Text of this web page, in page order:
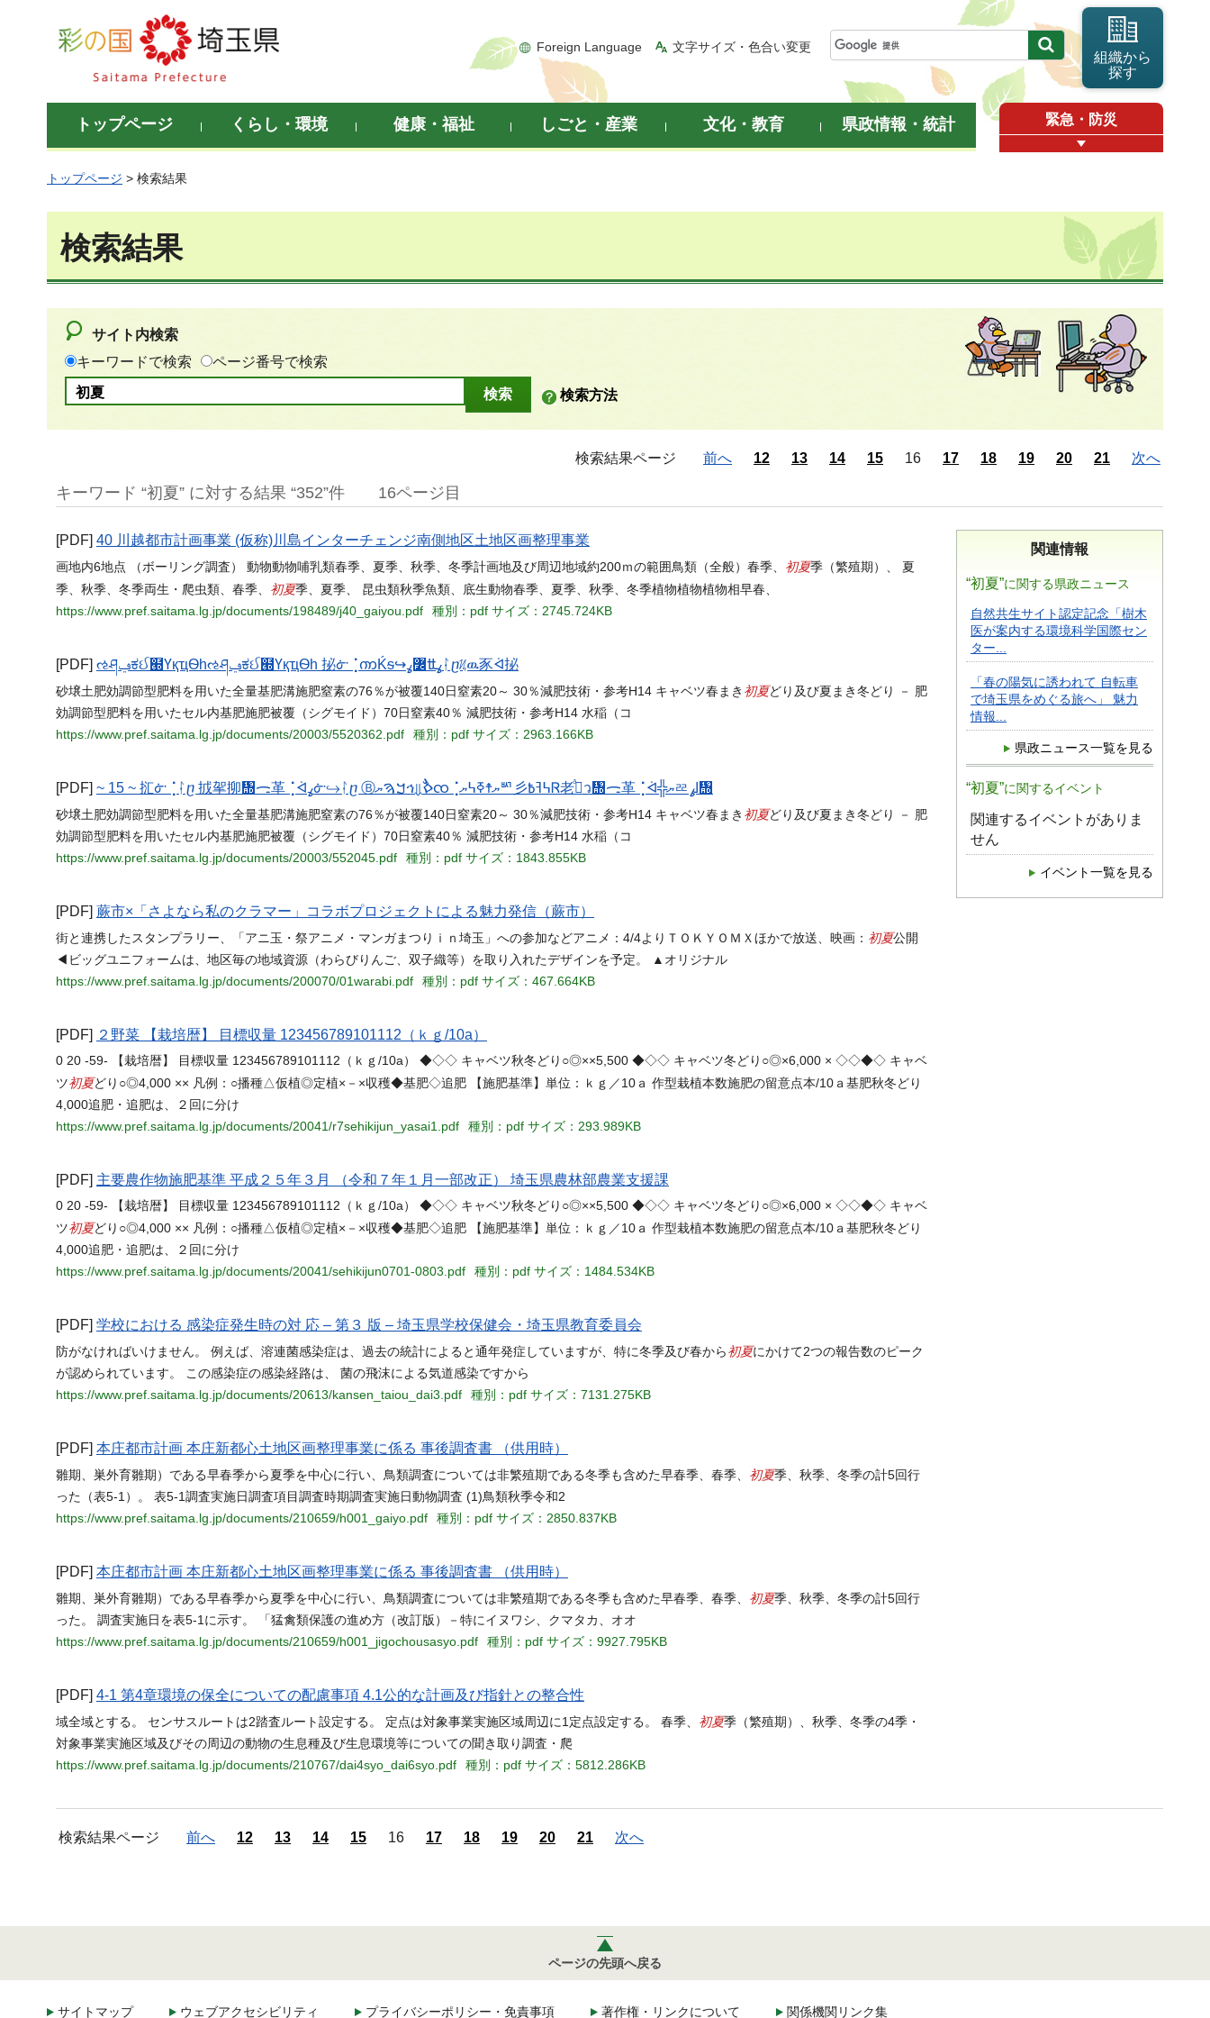
彩の国 埼玉県
Foreign Language 文字サイズ・色合い変更
組織から
探す
トップページ くらし・環境 健康・福祉 しごと・産業 文化・教育 県政情報・統計 緊急・防災
トップページ > 検索結果
検索結果
サイト内検索
キーワードで検索
ページ番号で検索
検索方法
検索結果ページ 前へ 12 13 14 15 16 17 18 19 20 21 次へ
キーワード “初夏” に対する結果 “352”件 16ページ目
関連情報
“初夏”に関する県政ニュース
自然共生サイト認定記念「樹木
医が案内する環境科学国際セン
ター...
「春の陽気に誘われて 自転車
で埼玉県をめぐる旅へ」 魅力
情報...
県政ニュース一覧を見る
“初夏”に関するイベント
関連するイベントがありま
せん
イベント一覧を見る
[PDF] 40 川越都市計画事業 (仮称)川島インターチェンジ南側地区土地区画整理事業
画地内6地点 （ボーリング調査） 動物動物哺乳類春季、夏季、秋季、冬季計画地及び周辺地域約200ｍの範囲鳥類（全般）春季、 初夏季（繁殖期）、 夏
季、秋季、冬季両生・爬虫類、春季、 初夏季、夏季、 昆虫類秋季魚類、底生動物春季、夏季、秋季、冬季植物植物植物相早春、
https://www.pref.saitama.lg.jp/documents/198489/j40_gaiyou.pdf
種別：pdf サイズ：2745.724KB
[PDF] ઌཤݠಕઈ๭ҮқҵѲһઌཤݠಕઈ๭ҮқҵѲһ 㧙ᣉ⢈ၮḰᵴ↪ߩߚ߼ߩᛛⴚᜰዉ⾗ᢱ㧙
砂壌土肥効調節型肥料を用いた全量基肥溝施肥窒素の76％が被覆140日窒素20～ 30％減肥技術・参考H14 キャベツ春まき 初夏どり及び夏まき冬どり － 肥
効調節型肥料を用いたセル内基肥施肥被覆（シグモイド）70日窒素40％ 減肥技術・参考H14 水稲（コ
https://www.pref.saitama.lg.jp/documents/20003/5520362.pdf
種別：pdf サイズ：2963.166KB
[PDF] ~ 15 ~ 㧟ᣉ⢈ᛛⴚ 㧔㧝㧕᦭ᯏ⾰⢈ᢱߩᣉ↪ᛛⴚ Ⓑࠊࠄޔኅ⇓߰ࠎၸ⢈ޔ☨ߧ߆ޔᄢ⼺߆ߔ߿Ꮢ⽼ߩᷙว᦭ᯏ⾰⢈ᢱ╬ޔᄙߊߩ᦭
砂壌土肥効調節型肥料を用いた全量基肥溝施肥窒素の76％が被覆140日窒素20～ 30％減肥技術・参考H14 キャベツ春まき 初夏どり及び夏まき冬どり － 肥
効調節型肥料を用いたセル内基肥施肥被覆（シグモイド）70日窒素40％ 減肥技術・参考H14 水稲（コ
https://www.pref.saitama.lg.jp/documents/20003/552045.pdf
種別：pdf サイズ：1843.855KB
[PDF] 蕨市×「さよなら私のクラマー」コラボプロジェクトによる魅力発信（蕨市）
街と連携したスタンプラリー、「アニ玉・祭アニメ・マンガまつりｉｎ埼玉」への参加などアニメ：4/4よりＴＯＫＹＯＭＸほかで放送、映画： 初夏公開
◀ビッグユニフォームは、地区毎の地域資源（わらびりんご、双子織等）を取り入れたデザインを予定。 ▲オリジナル
https://www.pref.saitama.lg.jp/documents/200070/01warabi.pdf
種別：pdf サイズ：467.664KB
[PDF] ２野菜 【栽培暦】 目標収量 123456789101112（ｋｇ/10a）
0 20 -59- 【栽培暦】 目標収量 123456789101112（ｋｇ/10a） ◆◇◇ キャベツ秋冬どり○◎××5,500 ◆◇◇ キャベツ冬どり○◎×6,000 × ◇◇◆◇ キャベ
ツ初夏どり○◎4,000 ×× 凡例：○播種△仮植◎定植×－×収穫◆基肥◇追肥 【施肥基準】単位：ｋｇ／10ａ 作型栽植本数施肥の留意点本/10ａ基肥秋冬どり
4,000追肥・追肥は、２回に分け
https://www.pref.saitama.lg.jp/documents/20041/r7sehikijun_yasai1.pdf
種別：pdf サイズ：293.989KB
[PDF] 主要農作物施肥基準 平成２５年３月 （令和７年１月一部改正） 埼玉県農林部農業支援課
0 20 -59- 【栽培暦】 目標収量 123456789101112（ｋｇ/10a） ◆◇◇ キャベツ秋冬どり○◎××5,500 ◆◇◇ キャベツ冬どり○◎×6,000 × ◇◇◆◇ キャベ
ツ初夏どり○◎4,000 ×× 凡例：○播種△仮植◎定植×－×収穫◆基肥◇追肥 【施肥基準】単位：ｋｇ／10ａ 作型栽植本数施肥の留意点本/10ａ基肥秋冬どり
4,000追肥・追肥は、２回に分け
https://www.pref.saitama.lg.jp/documents/20041/sehikijun0701-0803.pdf
種別：pdf サイズ：1484.534KB
[PDF] 学校における 感染症発生時の対 応 ‒ 第３ 版 ‒ 埼玉県学校保健会・埼玉県教育委員会
防がなければいけません。 例えば、溶連菌感染症は、過去の統計によると通年発症していますが、特に冬季及び春から 初夏にかけて2つの報告数のピーク
が認められています。 この感染症の感染経路は、 菌の飛沫による気道感染ですから
https://www.pref.saitama.lg.jp/documents/20613/kansen_taiou_dai3.pdf
種別：pdf サイズ：7131.275KB
[PDF] 本庄都市計画 本庄新都心土地区画整理事業に係る 事後調査書 （供用時）
雛期、巣外育雛期）である早春季から夏季を中心に行い、鳥類調査については非繁殖期である冬季も含めた早春季、春季、 初夏季、秋季、冬季の計5回行
った（表5-1）。 表5-1調査実施日調査項目調査時期調査実施日動物調査 (1)鳥類秋季令和2
https://www.pref.saitama.lg.jp/documents/210659/h001_gaiyo.pdf
種別：pdf サイズ：2850.837KB
[PDF] 本庄都市計画 本庄新都心土地区画整理事業に係る 事後調査書 （供用時）
雛期、巣外育雛期）である早春季から夏季を中心に行い、鳥類調査については非繁殖期である冬季も含めた早春季、春季、 初夏季、秋季、冬季の計5回行
った。 調査実施日を表5-1に示す。 「猛禽類保護の進め方（改訂版）－特にイヌワシ、クマタカ、オオ
https://www.pref.saitama.lg.jp/documents/210659/h001_jigochousasyo.pdf
種別：pdf サイズ：9927.795KB
[PDF] 4-1 第4章環境の保全についての配慮事項 4.1公的な計画及び指針との整合性
域全域とする。 センサスルートは2踏査ルート設定する。 定点は対象事業実施区域周辺に1定点設定する。 春季、 初夏季（繁殖期）、秋季、冬季の4季・
対象事業実施区域及びその周辺の動物の生息種及び生息環境等についての聞き取り調査・爬
https://www.pref.saitama.lg.jp/documents/210767/dai4syo_dai6syo.pdf
種別：pdf サイズ：5812.286KB
検索結果ページ 前へ 12 13 14 15 16 17 18 19 20 21 次へ
ページの先頭へ戻る
サイトマップ ウェブアクセシビリティ プライバシーポリシー・免責事項 著作権・リンクについて 関係機関リンク集